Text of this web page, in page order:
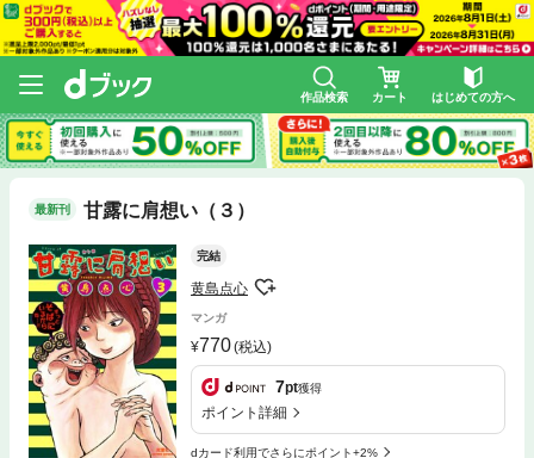
作品検索 カート はじめての方へ
最新刊 甘露に肩想い（３）
完結
黄島点心
マンガ
770(税込)
7pt獲得
ポイント詳細
dカード利用でさらにポイント+2%